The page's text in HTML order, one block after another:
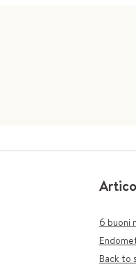
6 buoni
Back to